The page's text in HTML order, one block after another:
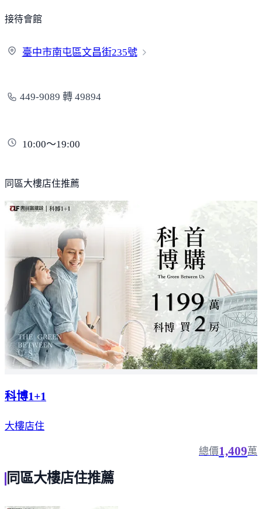
接待會館
臺中市南屯區文昌街235號
449-9089 轉 49894
10:00～19:00
同區大樓店住推薦
科博1+1
大樓店住
總價1,409萬
同區大樓店住推薦